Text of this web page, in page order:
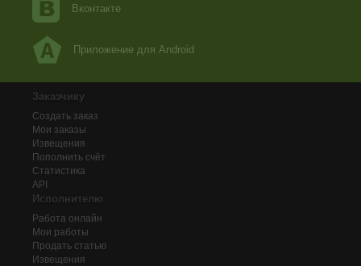
Вконтакте
Приложение для Android
Заказчику
Создать заказ
Мои заказы
Извещения
Пополнить счёт
Статистика
API
Исполнителю
Работа онлайн
Мои работы
Продать статью
Извещения